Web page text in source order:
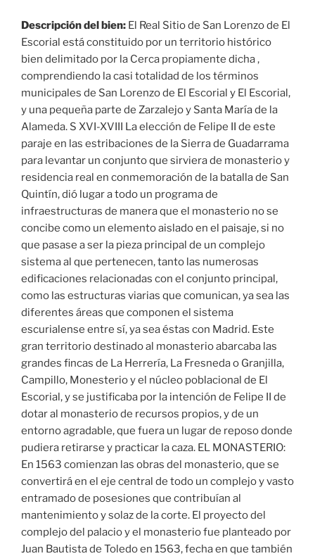
Descripción del bien: El Real Sitio de San Lorenzo de El
Escorial está constituido por un territorio histórico
bien delimitado por la Cerca propiamente dicha ,
comprendiendo la casi totalidad de los términos
municipales de San Lorenzo de El Escorial y El Escorial,
y una pequeña parte de Zarzalejo y Santa María de la
Alameda. S XVI-XVIII La elección de Felipe II de este
paraje en las estribaciones de la Sierra de Guadarrama
para levantar un conjunto que sirviera de monasterio y
residencia real en conmemoración de la batalla de San
Quintín, dió lugar a todo un programa de
infraestructuras de manera que el monasterio no se
concibe como un elemento aislado en el paisaje, si no
que pasase a ser la pieza principal de un complejo
sistema al que pertenecen, tanto las numerosas
edificaciones relacionadas con el conjunto principal,
como las estructuras viarias que comunican, ya sea las
diferentes áreas que componen el sistema
escurialense entre sí, ya sea éstas con Madrid. Este
gran territorio destinado al monasterio abarcaba las
grandes fincas de La Herrería, La Fresneda o Granjilla,
Campillo, Monesterio y el núcleo poblacional de El
Escorial, y se justificaba por la intención de Felipe II de
dotar al monasterio de recursos propios, y de un
entorno agradable, que fuera un lugar de reposo donde
pudiera retirarse y practicar la caza. EL MONASTERIO:
En 1563 comienzan las obras del monasterio, que se
convertirá en el eje central de todo un complejo y vasto
entramado de posesiones que contribuían al
mantenimiento y solaz de la corte. El proyecto del
complejo del palacio y el monasterio fue planteado por
Juan Bautista de Toledo en 1563, fecha en que también